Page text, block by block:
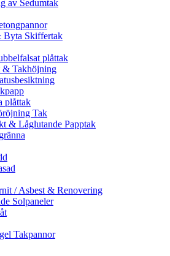
av Sedumtak
Byta Skiffertak
plåttak
& Takhöjning
plåttak
Tak
& Låglutande Papptak
/ Asbest & Renovering
Solpaneler
Takpannor